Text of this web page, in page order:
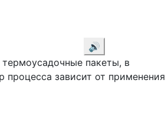
🔊
пакеты, в
процесса зависит от применения